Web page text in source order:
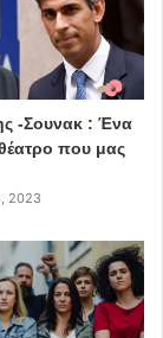
-Σουνακ : Ένα
που μας
2023